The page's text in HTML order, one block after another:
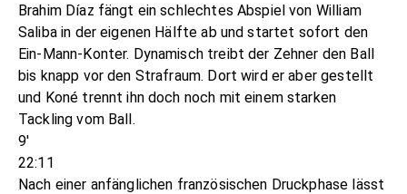
Brahim Díaz fängt ein schlechtes Abspiel von William
Saliba in der eigenen Hälfte ab und startet sofort den
Ein-Mann-Konter. Dynamisch treibt der Zehner den Ball
bis knapp vor den Strafraum. Dort wird er aber gestellt
und Koné trennt ihn doch noch mit einem starken
Tackling vom Ball.
9'
22:11
Nach einer anfänglichen französischen Druckphase lässt